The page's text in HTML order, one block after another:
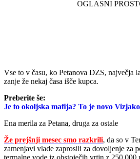
Vse to v času, ko Petanova DZS, največja
zanje že nekaj časa išče kupca.
Preberite še:
Je to okoljska mafija? To je novo
Ena merila za Petana, druga za ostale
Že prejšnji mesec smo razkrili, da so v
zamenjavi vlade zaprosili za dovoljenje za
termalne vode iz obstoječih vrtin z